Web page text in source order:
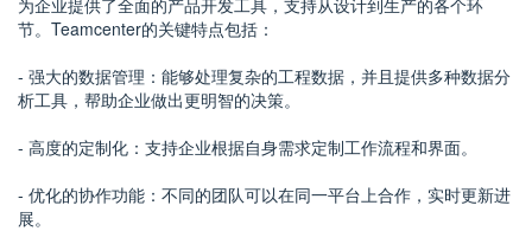
为企业提供了全面的产品开发工具，支持从设计到生产的各个环
节。Teamcenter的关键特点包括：
- 强大的数据管理：能够处理复杂的工程数据，并且提供多种数据分
析工具，帮助企业做出更明智的决策。
- 高度的定制化：支持企业根据自身需求定制工作流程和界面。
- 优化的协作功能：不同的团队可以在同一平台上合作，实时更新进
展。